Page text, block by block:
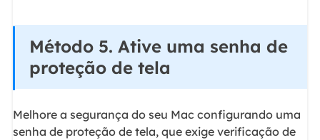
Método 5. Ative uma senha de
proteção de tela
Melhore a segurança do seu Mac configurando uma
senha de proteção de tela, que exige verificação de